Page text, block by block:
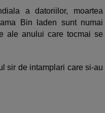
a datoriilor, moartea
Bin laden sunt numai
ale anului care tocmai se
sir de intamplari care si-au